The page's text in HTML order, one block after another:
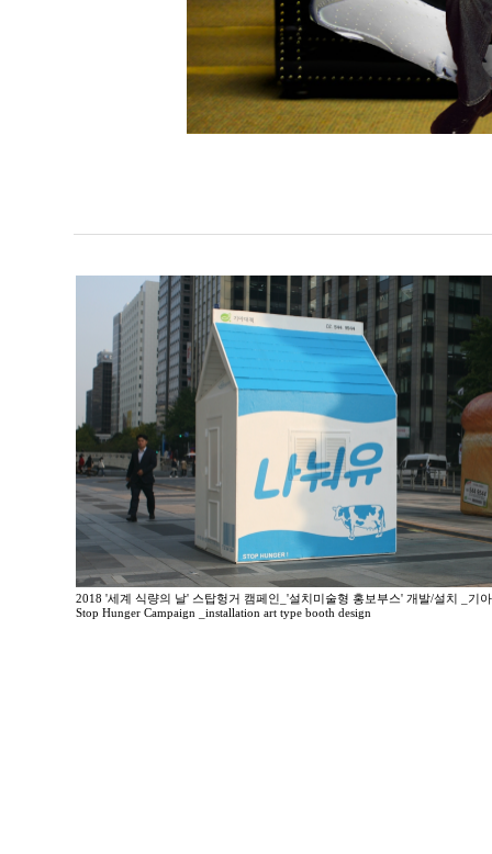
2018 '세계 식량의 날' 스탑헝거 캠페인_'설치미술형 홍보부스' 개발/설치 _기
Stop Hunger Campaign _installation art type booth design